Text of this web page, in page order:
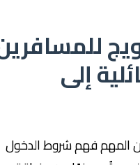
للمسافرين
إلى
المهم فهم شروط الدخول